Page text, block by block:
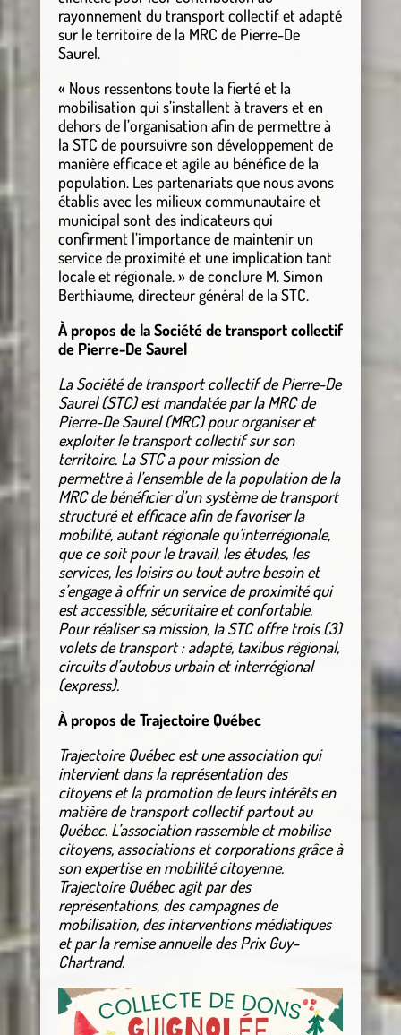
rayonnement du transport collectif et adapté
sur le territoire de la MRC de Pierre-De
Saurel.
« Nous ressentons toute la fierté et la
mobilisation qui s’installent à travers et en
dehors de l’organisation afin de permettre à
la STC de poursuivre son développement de
manière efficace et agile au bénéfice de la
population. Les partenariats que nous avons
établis avec les milieux communautaire et
municipal sont des indicateurs qui
confirment l’importance de maintenir un
service de proximité et une implication tant
locale et régionale. » de conclure M. Simon
Berthiaume, directeur général de la STC.
À propos de la Société de transport collectif
de Pierre-De Saurel
La Société de transport collectif de Pierre-De
Saurel (STC) est mandatée par la MRC de
Pierre-De Saurel (MRC) pour organiser et
exploiter le transport collectif sur son
territoire. La STC a pour mission de
permettre à l’ensemble de la population de la
MRC de bénéficier d’un système de transport
structuré et efficace afin de favoriser la
mobilité, autant régionale qu’interrégionale,
que ce soit pour le travail, les études, les
services, les loisirs ou tout autre besoin et
s’engage à offrir un service de proximité qui
est accessible, sécuritaire et confortable.
Pour réaliser sa mission, la STC offre trois (3)
volets de transport : adapté, taxibus régional,
circuits d’autobus urbain et interrégional
(express).
À propos de Trajectoire Québec
Trajectoire Québec est une association qui
intervient dans la représentation des
citoyens et la promotion de leurs intérêts en
matière de transport collectif partout au
Québec. L’association rassemble et mobilise
citoyens, associations et corporations grâce à
son expertise en mobilité citoyenne.
Trajectoire Québec agit par des
représentations, des campagnes de
mobilisation, des interventions médiatiques
et par la remise annuelle des Prix Guy-
Chartrand.